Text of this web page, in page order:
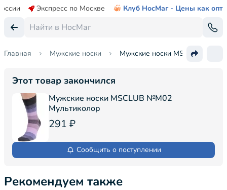
Экспресс по Москве Клуб НосМаг - Цены как опт
Главная Мужские носки Мужские носки MSCLUB №М02
Этот товар закончился
Мужские носки MSCLUB №М02
Мультиколор
291 ₽
Сообщить о поступлении
Рекомендуем также